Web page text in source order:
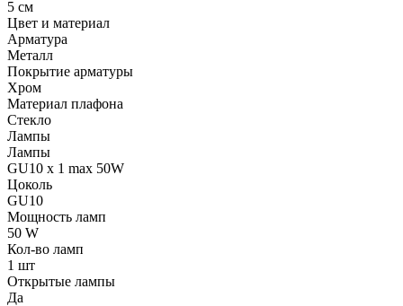
5 см
Цвет и материал
Арматура
Металл
Покрытие арматуры
Хром
Материал плафона
Стекло
Лампы
Лампы
GU10 x 1 max 50W
Цоколь
GU10
Мощность ламп
50 W
Кол-во ламп
1 шт
Открытые лампы
Да